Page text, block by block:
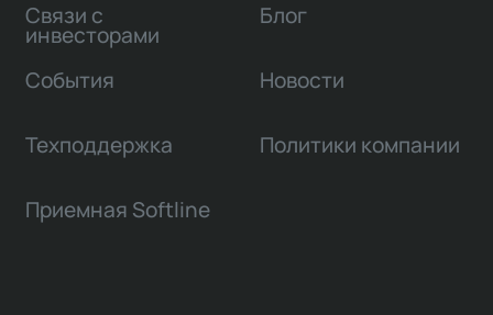
Связи с
инвесторами
Блог
События Новости
Техподдержка Политики компании
Приемная Softline